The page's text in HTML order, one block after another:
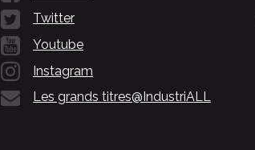
Twitter
Youtube
Instagram
Les grands titres@IndustriALL